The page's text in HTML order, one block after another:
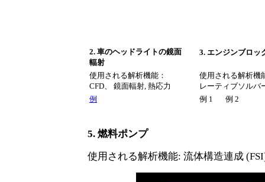
2. 車のヘッドライトの鏡面
輻射
3. エンジンブロッ
使用される解析機能：
CFD、 鏡面輻射, 熱応力
使用される解析機
レーティブソルバ
例
例 1 例 2
5. 燃料ポンプ
使用される解析機能: 流体構造連成